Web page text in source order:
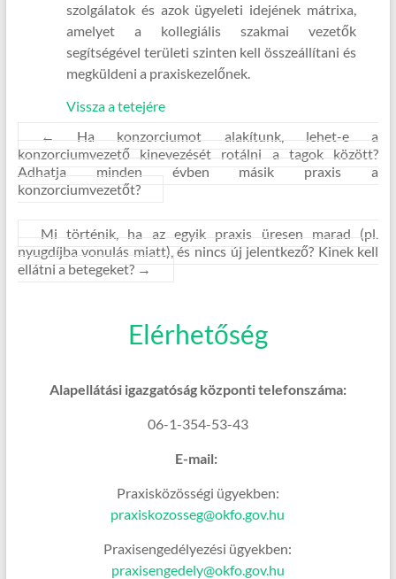
szolgálatok és azok ügyeleti idejének mátrixa,
amelyet a kollegiális szakmai vezetők
segítségével területi szinten kell összeállítani és
megküldeni a praxiskezelőnek.
Vissza a tetejére
←
Ha konzorciumot alakítunk, lehet-e a
konzorciumvezető kinevezését rotálni a tagok között?
Adhatja minden évben másik praxis a
konzorciumvezetőt?
Mi történik, ha az egyik praxis üresen marad (pl.
nyugdíjba vonulás miatt), és nincs új jelentkező? Kinek kell
ellátni a betegeket? →
Elérhetőség
Alapellátási igazgatóság központi telefonszáma:
06-1-354-53-43
E-mail:
Praxisközösségi ügyekben:
praxiskozosseg@okfo.gov.hu
Praxisengedélyezési ügyekben:
praxisengedely@okfo.gov.hu